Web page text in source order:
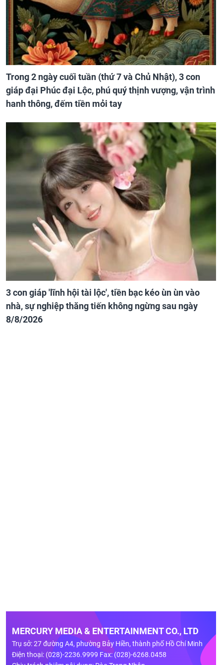
Trong 2 ngày cuối tuần (thứ 7 và Chủ Nhật), 3 con
giáp đại Phúc đại Lộc, phú quý thịnh vượng, vận trình
hanh thông, đếm tiền mỏi tay
3 con giáp 'lĩnh hội tài lộc', tiền bạc kéo ùn ùn vào
nhà, sự nghiệp thăng tiến không ngừng sau ngày
8/8/2026
MERCURY MEDIA & ENTERTAINMENT CO., LTD
Trụ sở: 27 đường A4, phường Bảy Hiền, thành phố Hồ Chí Minh
Điện thoại: (028)-2236.9999 Fax: (028)-6268.0458